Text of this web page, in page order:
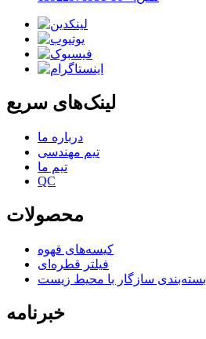
لینک‌های سریع
درباره ما
تیم مهندسی
تیم ما
QC
محصولات
کیسه‌های قهوه
فیلتر قطره‌ای
بسته‌بندی سازگار با محیط زیست
خبرنامه